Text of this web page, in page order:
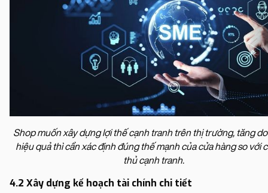
Shop muốn xây dựng lợi thế cạnh tranh trên thị trường, tăng
hiệu quả thì cần xác định đúng thế mạnh của cửa hàng so với
thủ cạnh tranh.
4.2 Xây dựng kế hoạch tài chính chi tiết